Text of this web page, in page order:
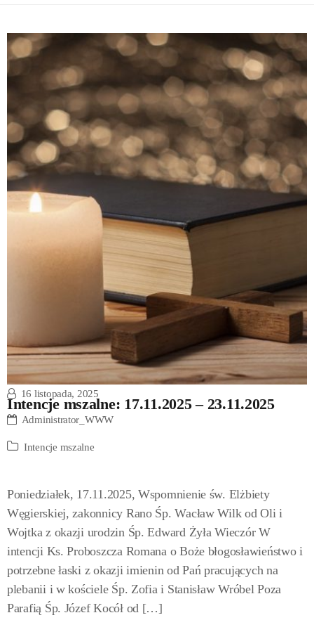
Intencje mszalne: 17.11.2025 – 23.11.2025
16 listopada, 2025
Administrator_WWW
Intencje mszalne
Poniedziałek, 17.11.2025, Wspomnienie św. Elżbiety
Węgierskiej, zakonnicy Rano Śp. Wacław Wilk od Oli i
Wojtka z okazji urodzin Śp. Edward Żyła Wieczór W
intencji Ks. Proboszcza Romana o Boże błogosławieństwo i
potrzebne łaski z okazji imienin od Pań pracujących na
plebanii i w kościele Śp. Zofia i Stanisław Wróbel Poza
Parafią Śp. Józef Kocół od […]